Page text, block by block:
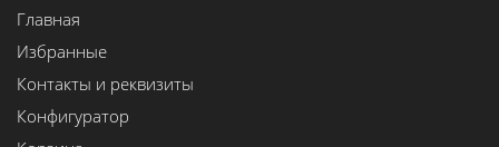
Главная
Избранные
Контакты и реквизиты
Конфигуратор